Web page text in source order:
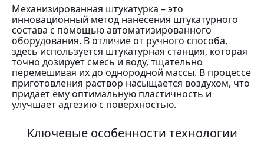
Механизированная штукатурка – это
инновационный метод нанесения штукатурного
состава с помощью автоматизированного
оборудования. В отличие от ручного способа,
здесь используется штукатурная станция, которая
точно дозирует смесь и воду, тщательно
перемешивая их до однородной массы. В процессе
приготовления раствор насыщается воздухом, что
придает ему оптимальную пластичность и
улучшает адгезию с поверхностью.
Ключевые особенности технологии